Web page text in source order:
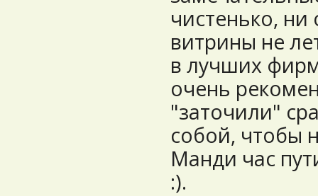
чистенько, ни
витрины не
в лучших
очень
"заточили"
собой, чтобы
Манди час
:).